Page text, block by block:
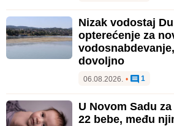
Nizak vodostaj
opterećenje za
dovoljno
06.08.2026. • 1
U Novom Sadu
22 bebe, među